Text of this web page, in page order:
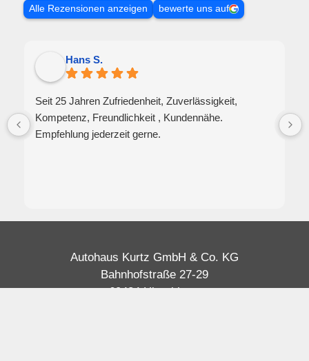
Alle Rezensionen anzeigen
bewerte uns auf
Hans S.
Seit 25 Jahren Zufriedenheit, Zuverlässigkeit,
Kompetenz, Freundlichkeit , Kundennähe.
Empfehlung jederzeit gerne.
Autohaus Kurtz GmbH & Co. KG
Bahnhofstraße 27-29
69434 Hirschhorn